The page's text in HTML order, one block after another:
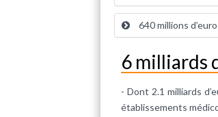
640 millions
6 milliards
- Dont 2.1 milliards
établissements